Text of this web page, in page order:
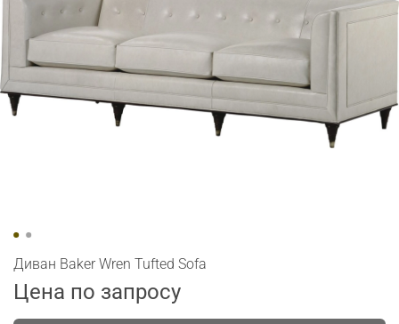
Диван Baker Wren Tufted Sofa
Цена по запросу